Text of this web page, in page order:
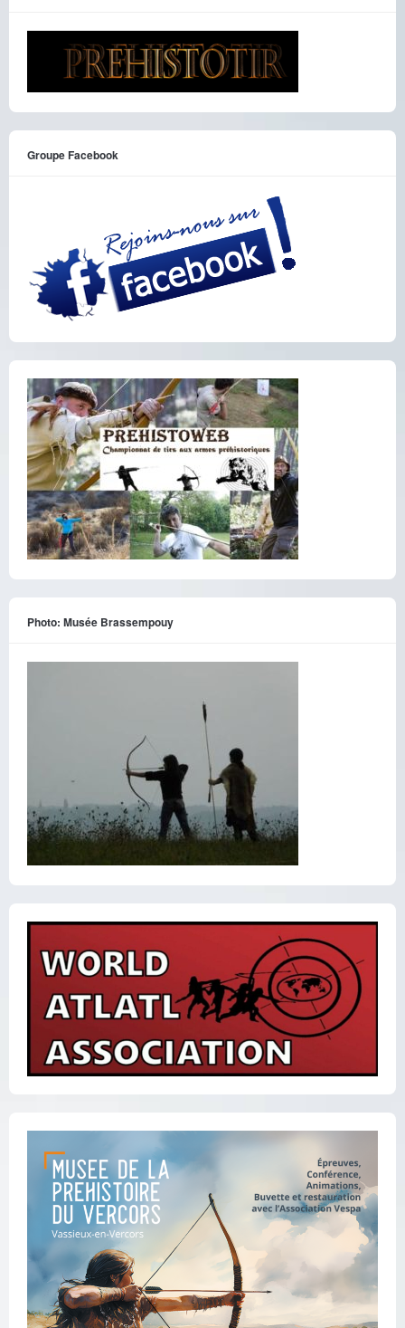
Groupe Facebook
Photo: Musée Brassempouy